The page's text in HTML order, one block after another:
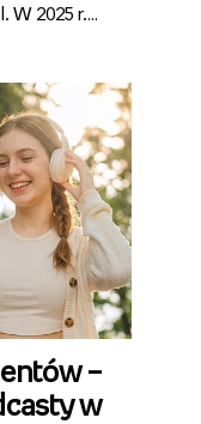
W 2025 r.
Gru...
–
w